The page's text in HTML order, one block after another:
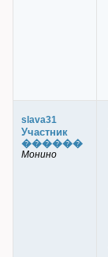
slava31
Участник
������
Монино